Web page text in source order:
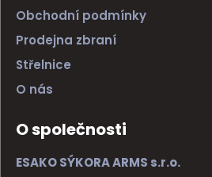
Obchodní podmínky
Prodejna zbraní
Střelnice
O nás
O společnosti
ESAKO SÝKORA ARMS s.r.o.